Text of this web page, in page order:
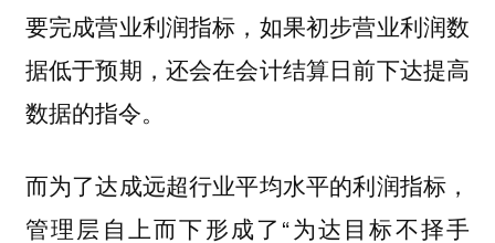
要完成营业利润指标，如果初步营业利润数
据低于预期，还会在会计结算日前下达提高
数据的指令。
而为了达成远超行业平均水平的利润指标，
管理层自上而下形成了“为达目标不择手